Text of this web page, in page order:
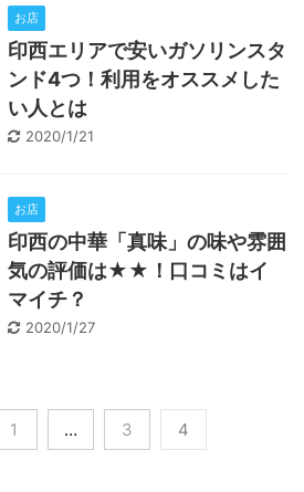
お店
印西エリアで安いガソリンスタ
ンド4つ！利用をオススメした
い人とは
2020/1/21
お店
印西の中華「真味」の味や雰囲
気の評価は★★！口コミはイ
マイチ？
2020/1/27
1 … 3 4